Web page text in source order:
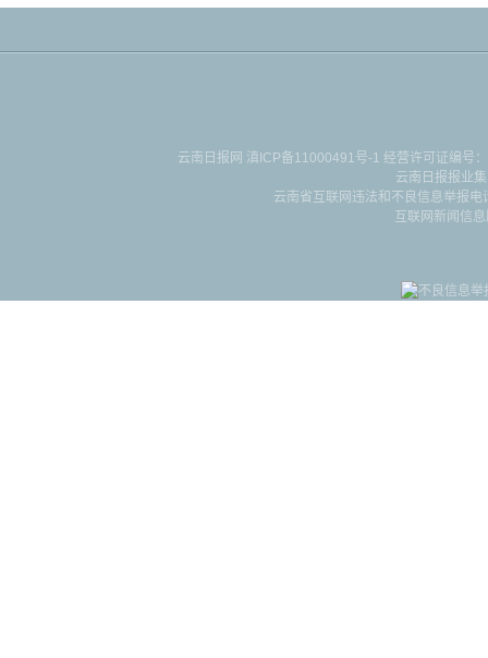
云南日报网 滇ICP备11000491号-1 经营许可证编号
云南日报报业
云南省互联网违法和不良信息举报
互联网新闻信